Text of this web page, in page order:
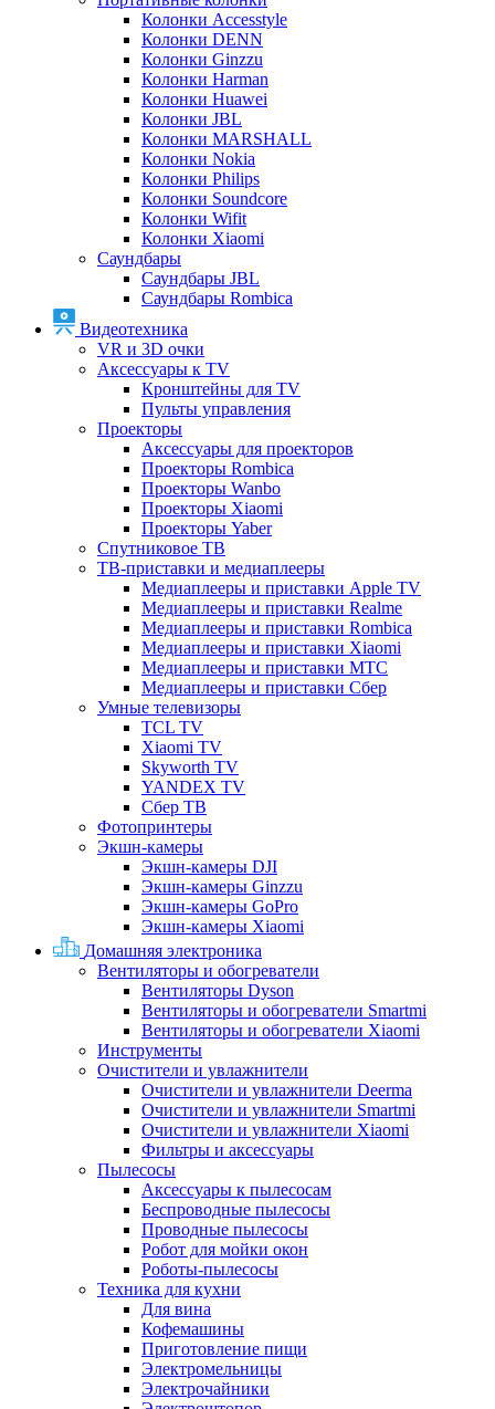
Колонки Accesstyle
Колонки DENN
Колонки Ginzzu
Колонки Harman
Колонки Huawei
Колонки JBL
Колонки MARSHALL
Колонки Nokia
Колонки Philips
Колонки Soundcore
Колонки Wifit
Колонки Xiaomi
Саундбары
Саундбары JBL
Саундбары Rombica
Видеотехника
VR и 3D очки
Аксессуары к TV
Кронштейны для TV
Пульты управления
Проекторы
Аксессуары для проекторов
Проекторы Rombica
Проекторы Wanbo
Проекторы Xiaomi
Проекторы Yaber
Спутниковое ТВ
ТВ-приставки и медиаплееры
Медиаплееры и приставки Apple TV
Медиаплееры и приставки Realme
Медиаплееры и приставки Rombica
Медиаплееры и приставки Xiaomi
Медиаплееры и приставки МТС
Медиаплееры и приставки Сбер
Умные телевизоры
TCL TV
Xiaomi TV
Skyworth TV
YANDEX TV
Сбер ТВ
Фотопринтеры
Экшн-камеры
Экшн-камеры DJI
Экшн-камеры Ginzzu
Экшн-камеры GoPro
Экшн-камеры Xiaomi
Домашняя электроника
Вентиляторы и обогреватели
Вентиляторы Dyson
Вентиляторы и обогреватели Smartmi
Вентиляторы и обогреватели Xiaomi
Инструменты
Очистители и увлажнители
Очистители и увлажнители Deerma
Очистители и увлажнители Smartmi
Очистители и увлажнители Xiaomi
Фильтры и аксессуары
Пылесосы
Аксессуары к пылесосам
Беспроводные пылесосы
Проводные пылесосы
Робот для мойки окон
Роботы-пылесосы
Техника для кухни
Для вина
Кофемашины
Приготовление пищи
Электромельницы
Электрочайники